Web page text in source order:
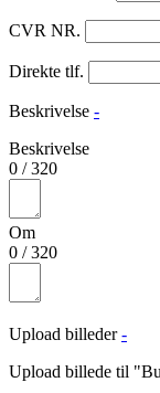
CVR NR.
Direkte tlf.
Beskrivelse -
Beskrivelse
0 /320
Om
0 /320
Upload billeder -
Upload billede til